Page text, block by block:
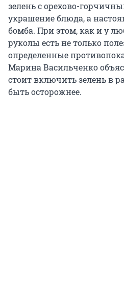
зелень с орехово-
украшение блюда, а
бомба. При этом, как и у
руколы есть не только
определенные
Марина Васильченко
стоит включить зелень в
быть осторожнее.